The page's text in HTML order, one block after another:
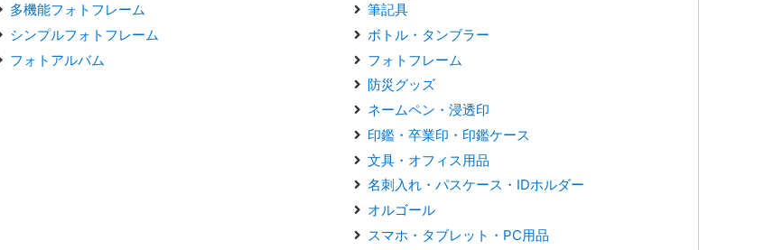
多機能フォトフレーム
シンプルフォトフレーム
フォトアルバム
筆記具
ボトル・タンブラー
フォトフレーム
防災グッズ
ネームペン・浸透印
印鑑・卒業印・印鑑ケース
文具・オフィス用品
名刺入れ・パスケース・IDホルダー
オルゴール
スマホ・タブレット・PC用品